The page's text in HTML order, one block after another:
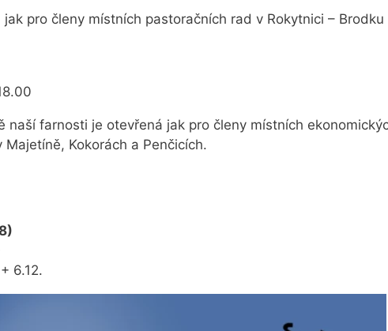
pro členy místních pastoračních rad v Rokytnici –
naší farnosti je otevřená jak pro členy místních
Kokorách a Penčicích.
6.12.